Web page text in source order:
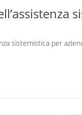
sistemistica per